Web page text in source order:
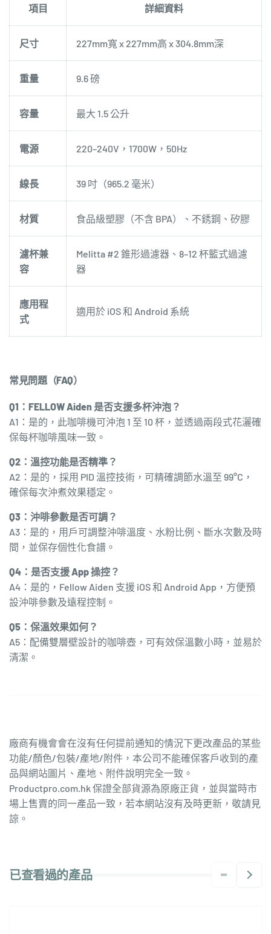
項目 詳細資料
尺寸 227mm寬 x 227mm高 x 304.8mm深
重量 9.6 磅
容量 最大 1.5 公升
電源 220–240V，1700W，50Hz
線長 39 吋（965.2 毫米）
材質 食品級塑膠（不含 BPA）、不銹鋼、矽膠
濾杯兼
容
Melitta #2 錐形過濾器、8–12 杯籃式過濾
器
應用程
式
適用於 iOS 和 Android 系統
常見問題（FAQ）
Q1：FELLOW Aiden 是否支援多杯沖泡？
A1：是的，此咖啡機可沖泡 1 至 10 杯，並透過兩段式花灑確
保每杯咖啡風味一致。
Q2：溫控功能是否精準？
A2：是的，採用 PID 溫控技術，可精確調節水溫至 99°C，
確保每次沖煮效果穩定。
Q3：沖啡參數是否可調？
A3：是的，用戶可調整沖啡溫度、水粉比例、斷水次數及時
間，並保存個性化食譜。
Q4：是否支援 App 操控？
A4：是的，Fellow Aiden 支援 iOS 和 Android App，方便預
設沖啡參數及遠程控制。
Q5：保溫效果如何？
A5：配備雙層壁設計的咖啡壺，可有效保溫數小時，並易於
清潔。
廠商有機會會在沒有任何提前通知的情況下更改產品的某些
功能/顏色/包裝/產地/附件，本公司不能確保客戶收到的產
品與網站圖片、產地、附件說明完全一致。
Productpro.com.hk 保證全部貨源為原廠正貨，並與當時市
場上售賣的同一產品一致，若本網站沒有及時更新，敬請見
諒。
已查看過的產品